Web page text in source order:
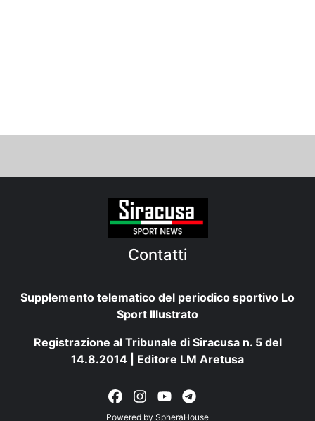
Contatti
Supplemento telematico del periodico sportivo Lo
Sport Illustrato
Registrazione al Tribunale di Siracusa n. 5 del
14.8.2014 | Editore LM Aretusa
Powered by SpheraHouse